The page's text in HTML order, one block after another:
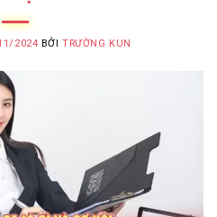
2024 BỞITRƯỜNG KUN